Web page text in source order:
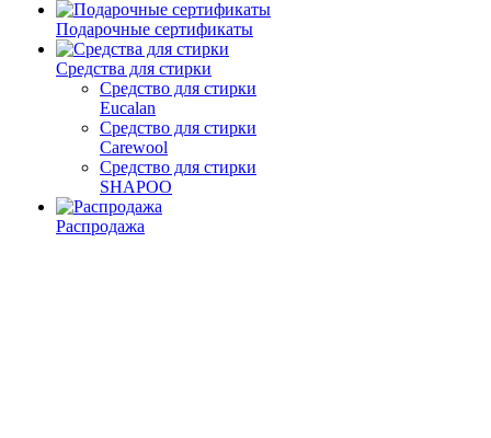
Подарочные сертификаты
Средства для стирки
Средство для стирки
Eucalan
Средство для стирки
Carewool
Средство для стирки
SHAPOO
Распродажа